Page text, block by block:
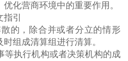
化营商环境中的重要作用。
引
，除合并或者分立的情形
组成清算组进行清算。
执行机构或者决策机构的成